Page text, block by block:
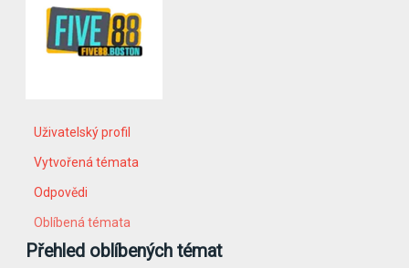
Uživatelský profil
Vytvořená témata
Odpovědi
Oblíbená témata
Přehled oblíbených témat